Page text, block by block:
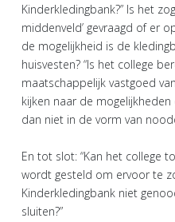
Kinderkledingbank?” Is het
middenveld’ gevraagd of er
de mogelijkheid is de
huisvesten? “Is het college
maatschappelijk vastgoed
kijken naar de
dan niet in de vorm van
En tot slot: “Kan het college
wordt gesteld om ervoor te
Kinderkledingbank niet
sluiten?”